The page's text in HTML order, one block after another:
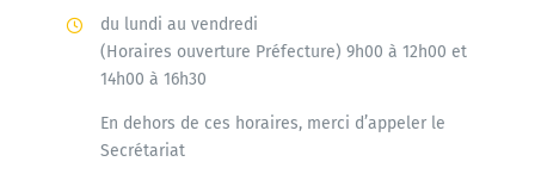
du lundi au vendredi
(Horaires ouverture Préfecture) 9h00 à 12h00 et
14h00 à 16h30
En dehors de ces horaires, merci d’appeler le
Secrétariat